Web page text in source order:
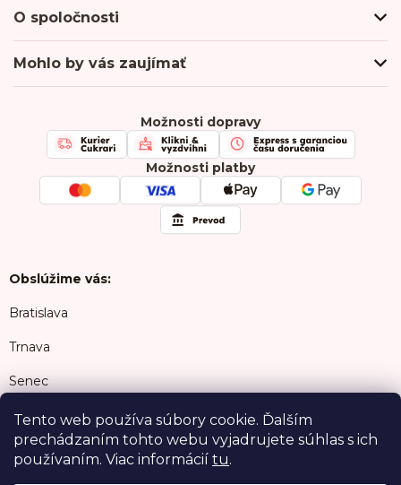
Tento web používa súbory cookie. Ďalším
prechádzaním tohto webu vyjadrujete súhlas s ich
používaním. Viac informácií tu.
Obchodné podmienky
Doprava a platba
O spoločnosti
Hodnotenie obchodu
Mohlo by vás zaujímať
Chránená dielňa
Možnosti dopravy
Možnosti platby
Obslúžime vás:
Bratislava
Trnava
Senec
Šamorín
Malacky